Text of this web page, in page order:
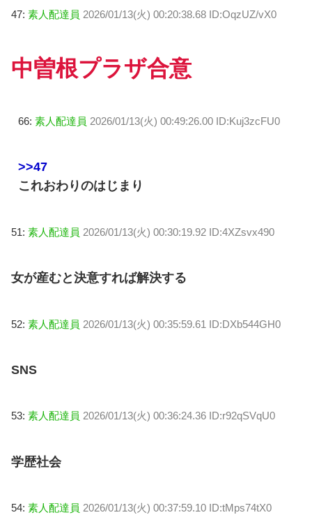
47: 素人配達員 2026/01/13(火) 00:20:38.68 ID:OqzUZ/vX0
中曽根プラザ合意
66: 素人配達員 2026/01/13(火) 00:49:26.00 ID:Kuj3zcFU0
>>47
これおわりのはじまり
51: 素人配達員 2026/01/13(火) 00:30:19.92 ID:4XZsvx490
女が産むと決意すれば解決する
52: 素人配達員 2026/01/13(火) 00:35:59.61 ID:DXb544GH0
SNS
53: 素人配達員 2026/01/13(火) 00:36:24.36 ID:r92qSVqU0
学歴社会
54: 素人配達員 2026/01/13(火) 00:37:59.10 ID:tMps74tX0